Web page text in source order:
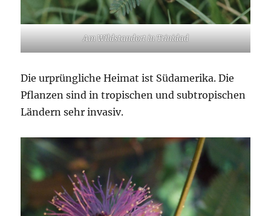
Am Wildstandort in Trinidad
Die urprüngliche Heimat ist Südamerika. Die
Pflanzen sind in tropischen und subtropischen
Ländern sehr invasiv.